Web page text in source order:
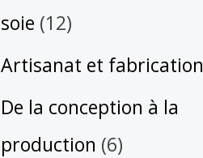
soie (12)
Artisanat et fabrication
De la conception à la
production (6)